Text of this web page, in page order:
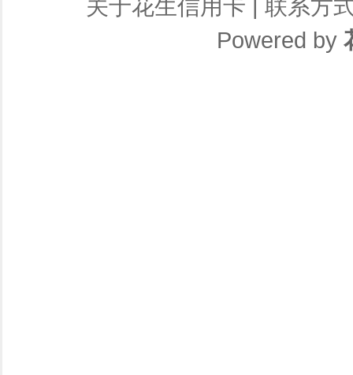
关于花生信用卡
联系方
Powered by